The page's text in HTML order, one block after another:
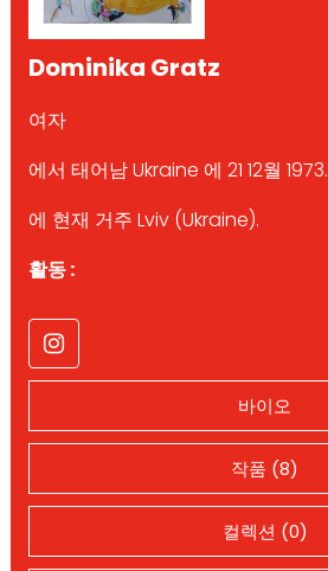
Dominika Gratz
여자
에서 태어남 Ukraine 에 21 12월 1973.
에 현재 거주 Lviv (Ukraine).
활동 :
바이오
작품 (8)
컬렉션 (0)